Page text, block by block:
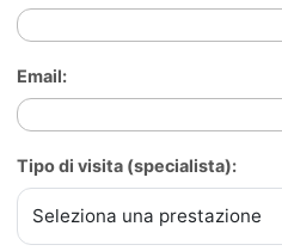
Email:
Tipo di visita (specialista):